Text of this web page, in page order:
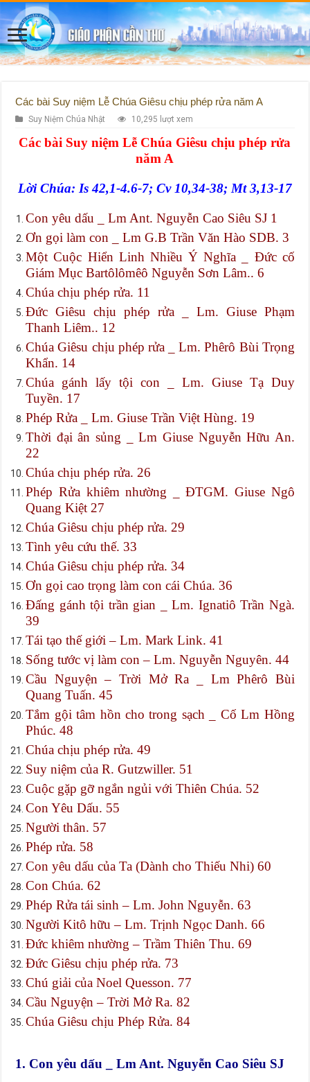
Các bài Suy niệm Lễ Chúa Giêsu chịu phép rửa năm A
Suy Niệm Chúa Nhật 10,295 lượt xem
Các bài Suy niệm Lễ Chúa Giêsu chịu phép rửa
năm A
Lời Chúa: Is 42,1-4.6-7; Cv 10,34-38; Mt 3,13-17
Con yêu dấu _ Lm Ant. Nguyễn Cao Siêu SJ 1
Ơn gọi làm con _ Lm G.B Trần Văn Hào SDB. 3
Một Cuộc Hiển Linh Nhiều Ý Nghĩa _ Ðức cố
Giám Mục Bartôlômêô Nguyễn Sơn Lâm.. 6
Chúa chịu phép rửa. 11
Đức Giêsu chịu phép rửa _ Lm. Giuse Phạm
Thanh Liêm.. 12
Chúa Giêsu chịu phép rửa _ Lm. Phêrô Bùi Trọng
Khẩn. 14
Chúa gánh lấy tội con _ Lm. Giuse Tạ Duy
Tuyền. 17
Phép Rửa _ Lm. Giuse Trần Việt Hùng. 19
Thời đại ân sủng _ Lm Giuse Nguyễn Hữu An.
22
Chúa chịu phép rửa. 26
Phép Rửa khiêm nhường _ ĐTGM. Giuse Ngô
Quang Kiệt 27
Chúa Giêsu chịu phép rửa. 29
Tình yêu cứu thế. 33
Chúa Giêsu chịu phép rửa. 34
Ơn gọi cao trọng làm con cái Chúa. 36
Đấng gánh tội trần gian _ Lm. Ignatiô Trần Ngà.
39
Tái tạo thế giới – Lm. Mark Link. 41
Sống tước vị làm con – Lm. Nguyễn Nguyên. 44
Cầu Nguyện – Trời Mở Ra _ Lm Phêrô Bùi
Quang Tuấn. 45
Tắm gội tâm hồn cho trong sạch _ Cố Lm Hồng
Phúc. 48
Chúa chịu phép rửa. 49
Suy niệm của R. Gutzwiller. 51
Cuộc gặp gỡ ngắn ngủi với Thiên Chúa. 52
Con Yêu Dấu. 55
Người thân. 57
Phép rửa. 58
Con yêu dấu của Ta (Dành cho Thiếu Nhi) 60
Con Chúa. 62
Phép Rửa tái sinh – Lm. John Nguyễn. 63
Người Kitô hữu – Lm. Trịnh Ngọc Danh. 66
Đức khiêm nhường – Trầm Thiên Thu. 69
Đức Giêsu chịu phép rửa. 73
Chú giải của Noel Quesson. 77
Cầu Nguyện – Trời Mở Ra. 82
Chúa Giêsu chịu Phép Rửa. 84
1. Con yêu dấu _ Lm Ant. Nguyễn Cao Siêu SJ